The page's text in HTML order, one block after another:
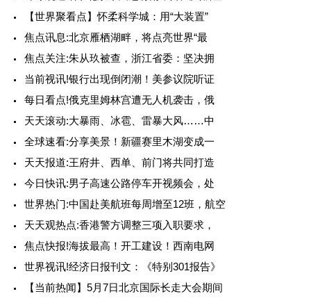
【世界聚看点】怀柔科学城：用“大装置”
焦点讯息:北京雁栖湖畔，将点亮世界“最
焦点关注:朱从玖被查，浙江省委：坚决拥
当前视讯!银行出现倒闭潮！美参议院听证
每日看点!俄克里姆林宫遭无人机袭击，俄
天天滚动:大暴雨、冰雹、雷暴大风……中
全球速看:分享美景！新疆赛里木湖变成一
天天报道:王府井、西单、前门将共同打造
今日快讯:男子高速公路停车开视频会，处
世界热门:中国赴美航班每周增至12班，航空
天天观热点:香港警方调整三项入职要求，
焦点快报!海拔最高！开工建设！西南电网
世界视讯!经济日报刊文：《特别301报告》
【当前热闻】5月7日北京国际长走大会期间